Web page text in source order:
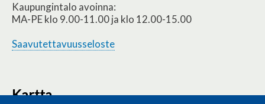
Kaupungintalo avoinna:
MA-PE klo 9.00-11.00 ja klo 12.00-15.00
Saavutettavuusseloste
Kartta